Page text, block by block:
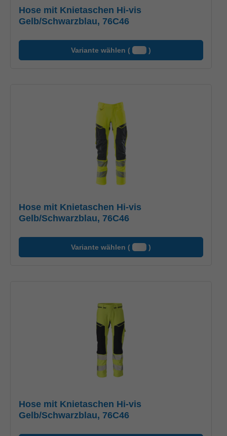
Hose mit Knietaschen Hi-vis
Gelb/Schwarzblau, 76C46
Variante wählen ( )
Hose mit Knietaschen Hi-vis
Gelb/Schwarzblau, 76C46
Variante wählen ( )
Hose mit Knietaschen Hi-vis
Gelb/Schwarzblau, 76C46